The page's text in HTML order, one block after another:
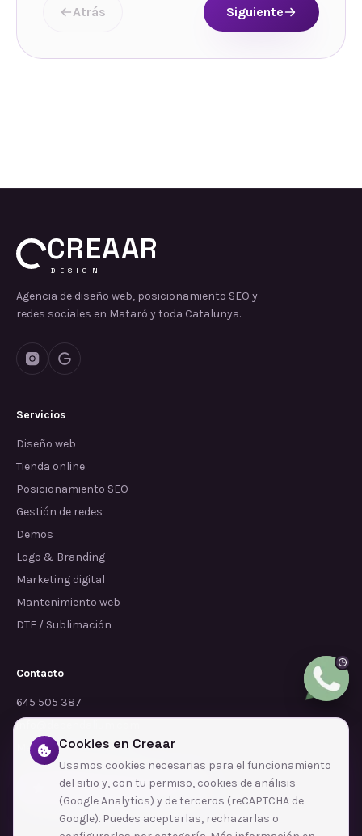
Atrás Siguiente
CREAAR
DESIGN
Agencia de diseño web, posicionamiento SEO y
redes sociales en Mataró y toda Catalunya.
Servicios
Diseño web
Tienda online
Posicionamiento SEO
Gestión de redes
Demos
Logo & Branding
Marketing digital
Mantenimiento web
DTF / Sublimación
Contacto
645 505 387
info@dependalium.com
Mataró (Barcelona)
Déjanos tu reseña en Google
Cookies en Creaar
Usamos cookies necesarias para el funcionamiento
del sitio y, con tu permiso, cookies de análisis
(Google Analytics) y de terceros (reCAPTCHA de
Google). Puedes aceptarlas, rechazarlas o